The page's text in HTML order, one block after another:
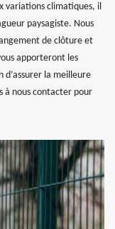
variations climatiques, il
paysagiste. Nous
de clôture et
apporteront les
la meilleure
à nous contacter pour